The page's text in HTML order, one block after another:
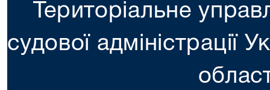
Територіальне
судової адміністрації